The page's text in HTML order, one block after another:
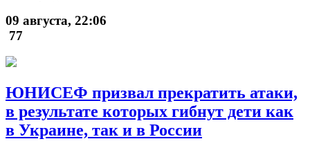
09 августа, 22:06
77
ЮНИСЕФ призвал прекратить атаки,
в результате которых гибнут дети как
в Украине, так и в России